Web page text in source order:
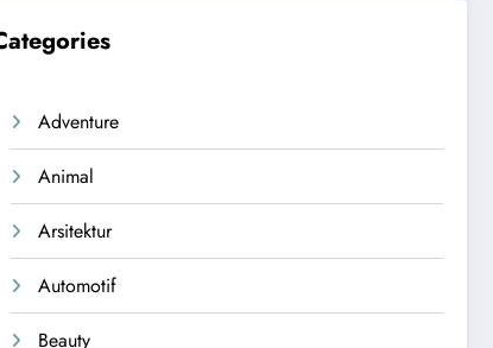
Adventure
Animal
Arsitektur
Automotif
Beauty